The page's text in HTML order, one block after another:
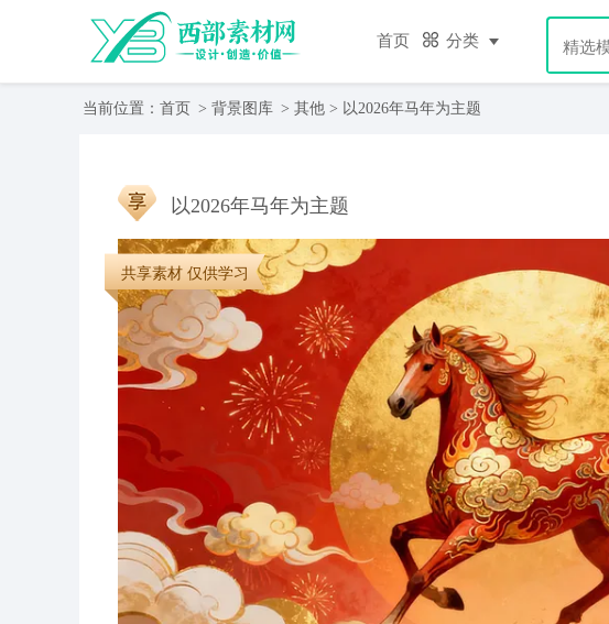
首页 分类
当前位置： 首页 > 背景图库 > 其他 > 以2026年马年为主题
共享素材 仅供学习
以2026年马年为主题